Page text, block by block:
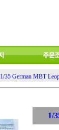
1/35 German MBT
1/